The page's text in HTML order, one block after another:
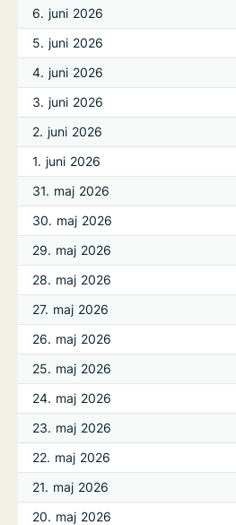
6. juni 2026
5. juni 2026
4. juni 2026
3. juni 2026
2. juni 2026
1. juni 2026
31. maj 2026
30. maj 2026
29. maj 2026
28. maj 2026
27. maj 2026
26. maj 2026
25. maj 2026
24. maj 2026
23. maj 2026
22. maj 2026
21. maj 2026
20. maj 2026